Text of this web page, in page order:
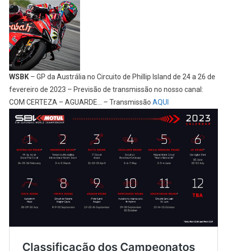
WSBK– GP da Austrália no Circuito de Phillip Island de 24 a 26 de
fevereiro de 2023 – Previsão de transmissão no nosso canal:
COM CERTEZA – AGUARDE… – Transmissão AQUI